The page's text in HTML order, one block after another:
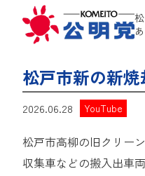
松戸市新の新
2026.06.28 YouTube
松戸市高柳の旧クリー
収集車などの搬入出車